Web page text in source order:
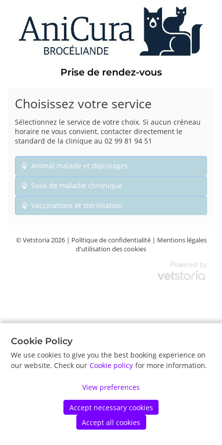
Prise de rendez-vous
Choisissez votre service
Sélectionnez le service de votre choix. Si aucun créneau
horaire ne vous convient, contacter directement le
standard de la clinique au 02 99 81 94 51
Animal malade et dépistages
Suivi de maladie chronique
Vaccinations et stérilisation
Cookie Policy
We use cookies to give you the best booking experience on
our website. Check our Cookie policy for more information.
View preferences
Accept necessary cookies
Accept all cookies
©Vetstoria2026 | Politique de confidentialité | Mentions légales
d'utilisation des cookies